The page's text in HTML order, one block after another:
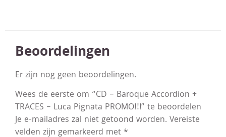
Beoordelingen
Er zijn nog geen beoordelingen.
Wees de eerste om “CD – Baroque Accordion +
TRACES – Luca Pignata PROMO!!!” te beoordelen
Je e-mailadres zal niet getoond worden. Vereiste
velden zijn gemarkeerd met*